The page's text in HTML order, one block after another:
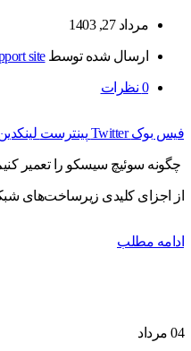
مرداد 27, 1403
ارسال شده توسطsite
0 نظرات
فیس بوک Twitter پینترست
چگونه سوئیچ سیسکو را تعمیر
از اجزای کلیدی زیرساخت‌های
ادامه مطلب
04 مرداد